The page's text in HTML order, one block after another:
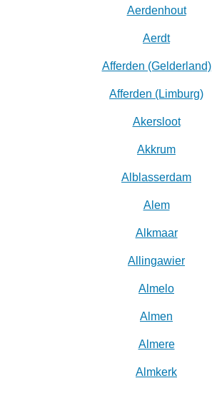
Aerdenhout
Aerdt
Afferden (Gelderland)
Afferden (Limburg)
Akersloot
Akkrum
Alblasserdam
Alem
Alkmaar
Allingawier
Almelo
Almen
Almere
Almkerk